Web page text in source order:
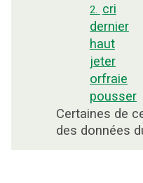
2. cri
dernier
haut
jeter
orfraie
pousser
Certaines de
des données